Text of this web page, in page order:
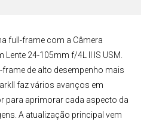
full-frame com a Câmera
Lente 24-105mm f/4L II IS USM
de alto desempenho mais
faz vários avanços em
para aprimorar cada aspecto da
A atualização principal vem